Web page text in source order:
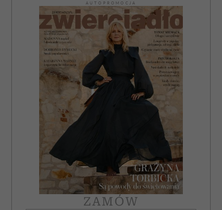
AUTOPROMOCJA
ZAMÓW